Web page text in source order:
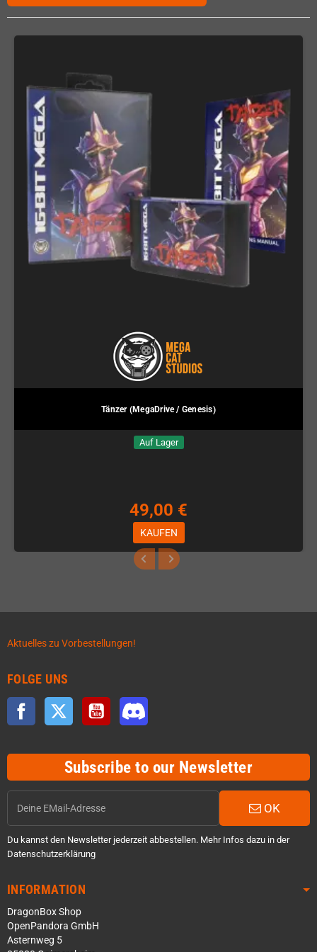
Tänzer (MegaDrive / Genesis)
Auf Lager
49,00 €
KAUFEN
Aktuelles zu Vorbestellungen!
FOLGE UNS
Facebook Twitter YouTube
Subscribe to our Newsletter
OK
Du kannst den Newsletter jederzeit abbestellen. Mehr Infos dazu in der
Datenschutzerklärung
INFORMATION
DragonBox Shop
OpenPandora GmbH
Asternweg 5